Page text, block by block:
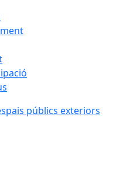
públics exteriors